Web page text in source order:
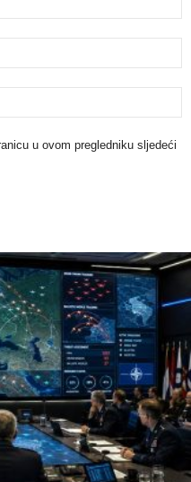
u ovom pregledniku sljedeći